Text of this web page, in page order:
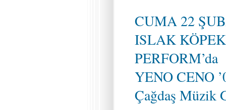
CUMA 22
ISLAK
PERFORM’da
YENO CENO
Çağdaş Müzik